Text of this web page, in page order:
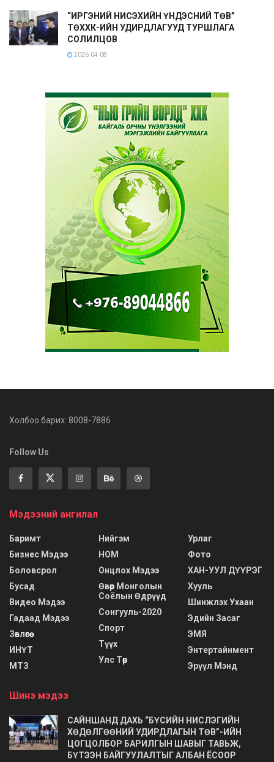
“ИРГЭНИЙ НИСЭХИЙН ҮНДЭСНИЙ ТӨВ”
ТӨХХК-ИЙН УДИРДЛАГУУД ТУРШЛАГА
СОЛИЛЦОВ
2026-04-08
Холбоо барих: 8008-7886
Follow Us
Мэдээний ангилал
Баримт
Бизнес Мэдээ
Боловсрол
Бусад
Видео Мэдээ
Гадаад Мэдээ
Зөвлөгөө
ИНҮТ
МТЗ
Нийгэм
НОМ
Онцлох Мэдээ
Өвөр Монголын
Соёлын Өдрүүд
Сонгууль-2020
Спорт
Түүх
Улс Төр
Урлаг
Фото
ХАН-УУЛ ДҮҮРЭГ
Хууль
Шинжлэх Ухаан
Эдийн Засаг
ЭМЯ
Энтертайнмент
Эрүүл Мэнд
Шинэ мэдээ
САЙНШАНД ДАХЬ “БҮСИЙН НИСЛЭГИЙН
ХӨДӨЛГӨӨНИЙ УДИРДЛАГЫН ТӨВ”-ИЙН
ЦОГЦОЛБОР БАРИЛГЫН ШАВЫГ ТАВЬЖ,
БҮТЭЭН БАЙГУУЛАЛТЫГ АЛБАН ЁСООР